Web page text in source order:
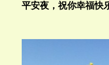
平安夜，祝你幸福快